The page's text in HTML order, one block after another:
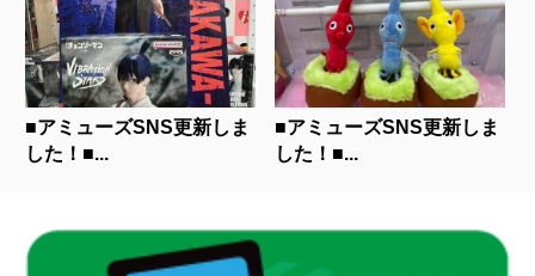
■アミューズSNS更新しま
した！■...
■アミューズSNS更新しま
した！■...